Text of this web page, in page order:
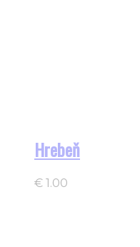
Hrebeň
€ 1.00